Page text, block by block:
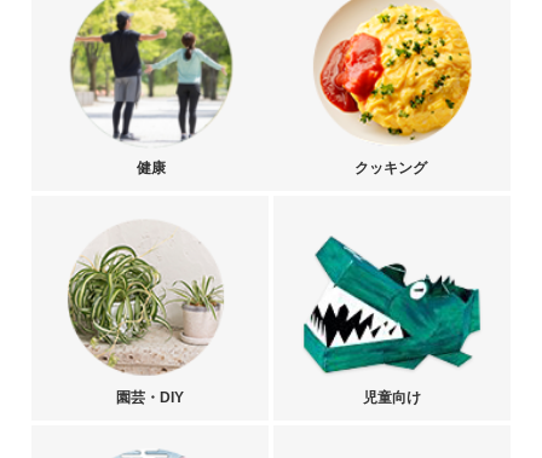
健康 クッキング
園芸・DIY 児童向け